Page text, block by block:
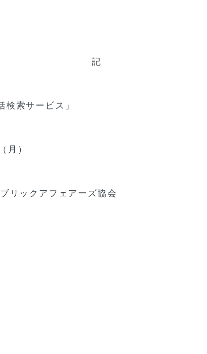
記
索サービス」
月）
リックアフェアーズ協会